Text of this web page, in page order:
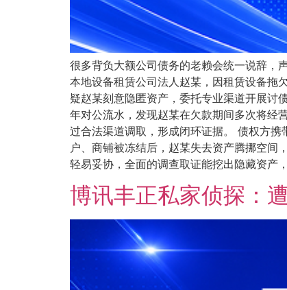
很多背负大额公司债务的老赖会统一说辞，
本地设备租赁公司法人赵某，因租赁设备拖
疑赵某刻意隐匿资产，委托专业渠道开展讨
年对公流水，发现赵某在欠款期间多次将经
过合法渠道调取，形成闭环证据。 债权方
户、商铺被冻结后，赵某失去资产腾挪空间
轻易妥协，全面的调查取证能挖出隐藏资产
博讯丰正私家侦探：